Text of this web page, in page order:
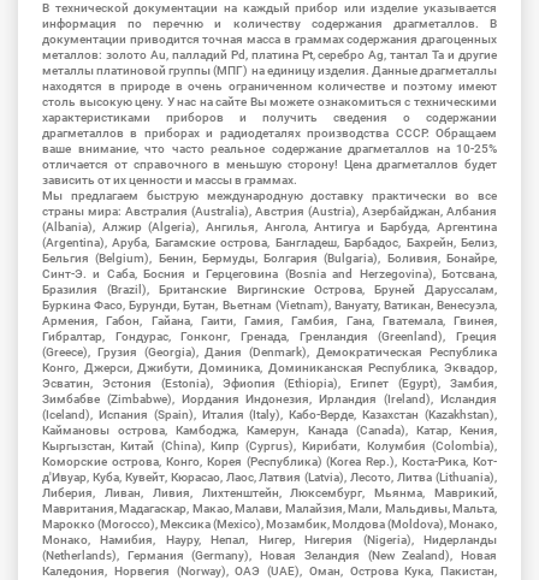
В технической документации на каждый прибор или изделие указывается
информация по перечню и количеству содержания драгметаллов. В
документации приводится точная масса в граммах содержания драгоценных
металлов: золото Au, палладий Pd, платина Pt, серебро Ag, тантал Ta и другие
металлы платиновой группы (МПГ) на единицу изделия. Данные драгметаллы
находятся в природе в очень ограниченном количестве и поэтому имеют
столь высокую цену. У нас на сайте Вы можете ознакомиться с техническими
характеристиками приборов и получить сведения о содержании
драгметаллов в приборах и радиодеталях производства СССР. Обращаем
ваше внимание, что часто реальное содержание драгметаллов на 10-25%
отличается от справочного в меньшую сторону! Цена драгметаллов будет
зависить от их ценности и массы в граммах.
Мы предлагаем быструю международную доставку практически во все
страны мира: Австралия (Australia), Австрия (Austria), Азербайджан, Албания
(Albania), Алжир (Algeria), Ангилья, Ангола, Антигуа и Барбуда, Аргентина
(Argentina), Аруба, Багамские острова, Бангладеш, Барбадос, Бахрейн, Белиз,
Бельгия (Belgium), Бенин, Бермуды, Болгария (Bulgaria), Боливия, Бонайре,
Синт-Э. и Саба, Босния и Герцеговина (Bosnia and Herzegovina), Ботсвана,
Бразилия (Brazil), Британские Виргинские Острова, Бруней Даруссалам,
Буркина Фасо, Бурунди, Бутан, Вьетнам (Vietnam), Вануату, Ватикан, Венесуэла,
Армения, Габон, Гайана, Гаити, Гамия, Гамбия, Гана, Гватемала, Гвинея,
Гибралтар, Гондурас, Гонконг, Гренада, Гренландия (Greenland), Греция
(Greece), Грузия (Georgia), Дания (Denmark), Демократическая Республика
Конго, Джерси, Джибути, Доминика, Доминиканская Республика, Эквадор,
Эсватин, Эстония (Estonia), Эфиопия (Ethiopia), Египет (Egypt), Замбия,
Зимбабве (Zimbabwe), Иордания Индонезия, Ирландия (Ireland), Исландия
(Iceland), Испания (Spain), Италия (Italy), Кабо-Верде, Казахстан (Kazakhstan),
Каймановы острова, Камбоджа, Камерун, Канада (Canada), Катар, Кения,
Кыргызстан, Китай (China), Кипр (Cyprus), Кирибати, Колумбия (Colombia),
Коморские острова, Конго, Корея (Республика) (Korea Rep.), Коста-Рика, Кот-
д'Ивуар, Куба, Кувейт, Кюрасао, Лаос, Латвия (Latvia), Лесото, Литва (Lithuania),
Либерия, Ливан, Ливия, Лихтенштейн, Люксембург, Мьянма, Маврикий,
Мавритания, Мадагаскар, Макао, Малави, Малайзия, Мали, Мальдивы, Мальта,
Марокко (Morocco), Мексика (Mexico), Мозамбик, Молдова (Moldova), Монако,
Монако, Намибия, Науру, Непал, Нигер, Нигерия (Nigeria), Нидерланды
(Netherlands), Германия (Germany), Новая Зеландия (New Zealand), Новая
Каледония, Норвегия (Norway), ОАЭ (UAE), Оман, Острова Кука, Пакистан,